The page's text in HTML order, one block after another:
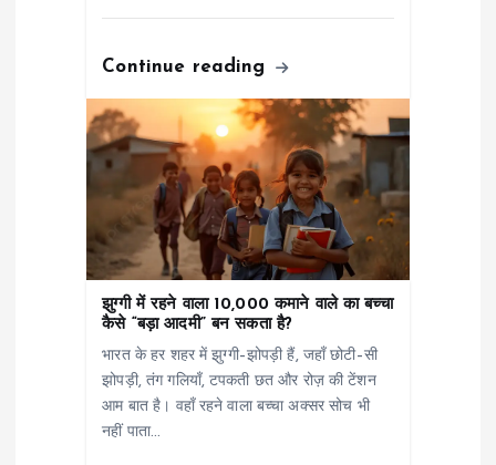
Continue reading
झुग्गी में रहने वाला 10,000 कमाने वाले का बच्चा
कैसे “बड़ा आदमी” बन सकता है?
भारत के हर शहर में झुग्गी–झोपड़ी हैं, जहाँ छोटी–सी
झोपड़ी, तंग गलियाँ, टपकती छत और रोज़ की टेंशन
आम बात है। वहाँ रहने वाला बच्चा अक्सर सोच भी
नहीं पाता…